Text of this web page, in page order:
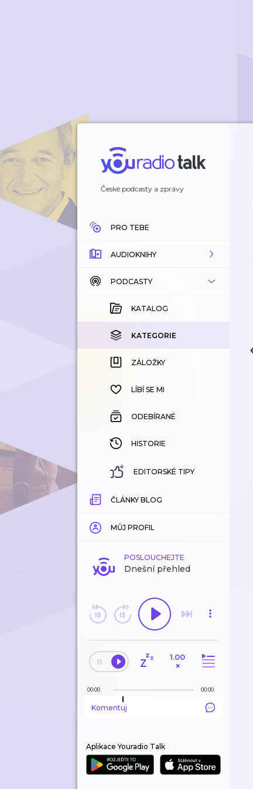
České podcasty a zprávy
PRO TEBE
AUDIOKNIHY
KATALOG
KOUPENÉ
KATEGORIE
ZÁLOŽKY
HISTORIE
PODCASTY
KATALOG
KATEGORIE
ZÁLOŽKY
LÍBÍ SE MI
ODEBÍRANÉ
HISTORIE
EDITORSKÉ TIPY
ČLÁNKY BLOG
MŮJ PROFIL
POSLOUCHEJTE
Dnešní přehled
1.00
×
00:00 00:00
Komentuj
Aplikace Youradio Talk